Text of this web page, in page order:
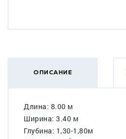
ОПИСАНИЕ
Длина: 8.00 м
Ширина: 3.40 м
Глубина: 1,30-1,80м